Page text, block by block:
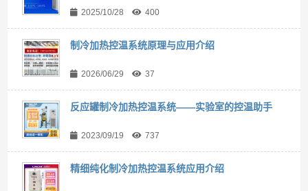
2025/10/28 400
制冷加热控温系统原理与应用介绍
2026/06/29 37
反应罐制冷加热控温系统——实验室的控温助手
2023/09/19 737
精细纯化制冷加热控温系统应用介绍